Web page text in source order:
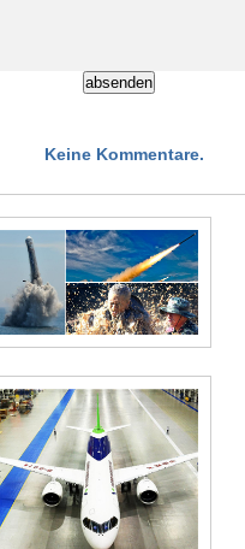
Keine Kommentare.